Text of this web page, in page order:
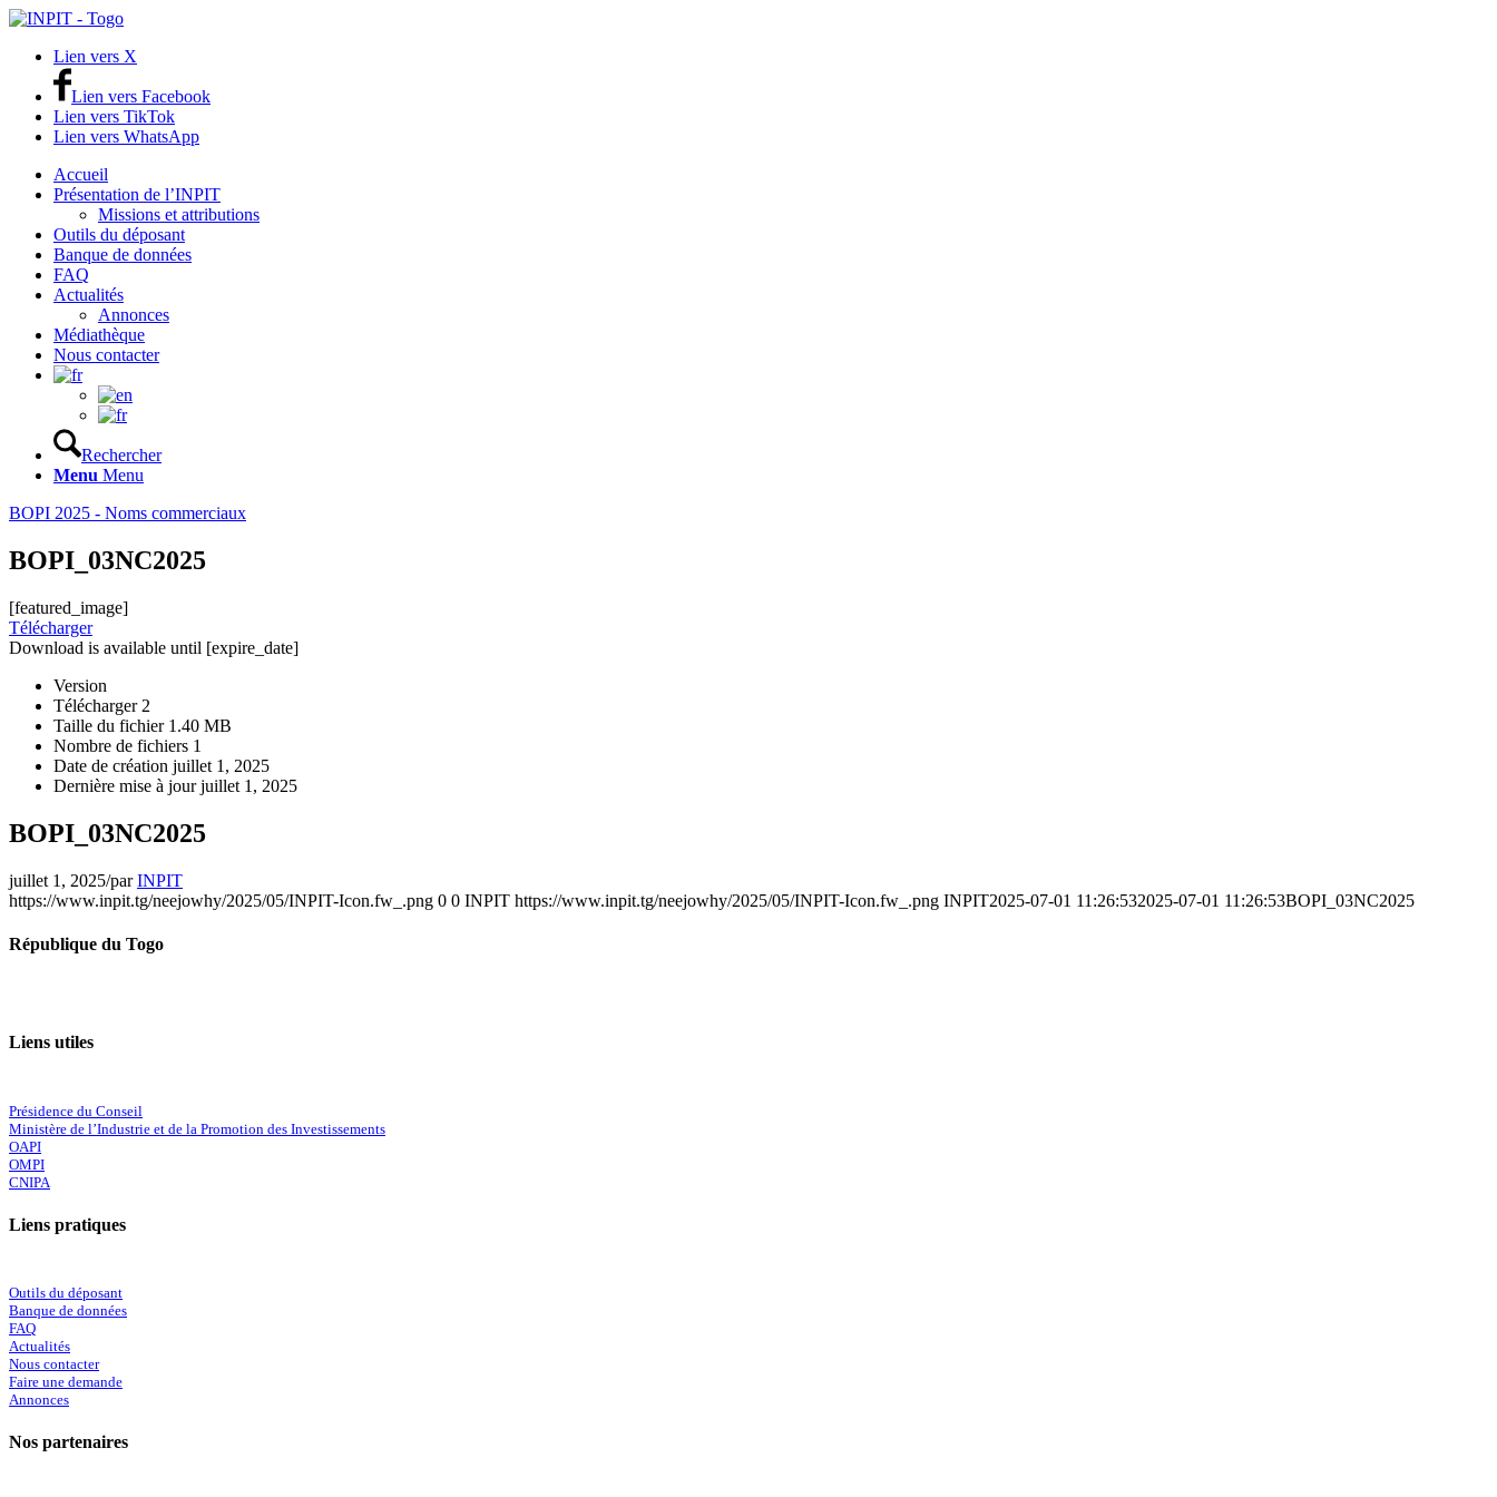
Lien vers X
Lien vers Facebook
Lien vers TikTok
Lien vers WhatsApp
Accueil
Présentation de l’INPIT
Missions et attributions
Outils du déposant
Banque de données
FAQ
Actualités
Annonces
Médiathèque
Nous contacter
Rechercher
Menu Menu
BOPI 2025 - Noms commerciaux
BOPI_03NC2025
[featured_image]
Télécharger
Download is available until [expire_date]
Version
Télécharger 2
Taille du fichier 1.40 MB
Nombre de fichiers 1
Date de création juillet 1, 2025
Dernière mise à jourjuillet 1, 2025
BOPI_03NC2025
juillet 1, 2025/parINPIT
https://www.inpit.tg/neejowhy/2025/05/INPIT-Icon.fw_.png 0 0 INPIT https://www.inpit.tg/neejowhy/2025/05/INPIT-Icon.fw_.png INPIT2025-07-01 11:26:532025-07-01 11:26:53BOPI_03NC2025
République du Togo
Liens utiles
Présidence du Conseil
Ministère de l’Industrie et de la Promotion des Investissements
OAPI
OMPI
CNIPA
Liens pratiques
Outils du déposant
Banque de données
FAQ
Actualités
Nous contacter
Faire une demande
Annonces
Nos partenaires